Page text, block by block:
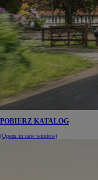
POBIERZ KATALOG
(Opens in new window)